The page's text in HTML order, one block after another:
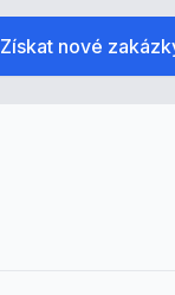
Získat nové